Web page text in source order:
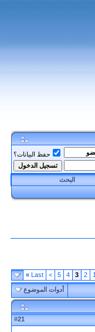
حفظ البيانات؟
البحث
1
2
3
4
5
>
Last
»
أدوات الموضوع
#
21